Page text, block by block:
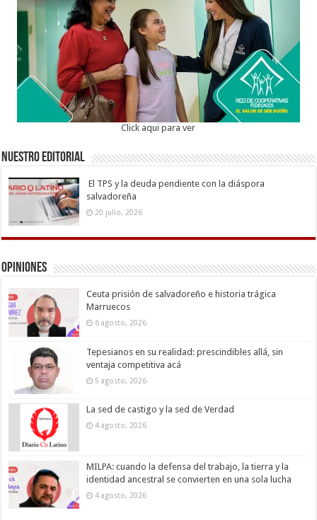
Click aqui para ver
Nuestro Editorial
El TPS y la deuda pendiente con la diáspora
salvadoreña
20 julio, 2026
Opiniones
Ceuta prisión de salvadoreño e historia trágica
Marruecos
6 agosto, 2026
Tepesianos en su realidad: prescindibles allá, sin
ventaja competitiva acá
5 agosto, 2026
La sed de castigo y la sed de Verdad
4 agosto, 2026
MILPA: cuando la defensa del trabajo, la tierra y la
identidad ancestral se convierten en una sola lucha
4 agosto, 2026